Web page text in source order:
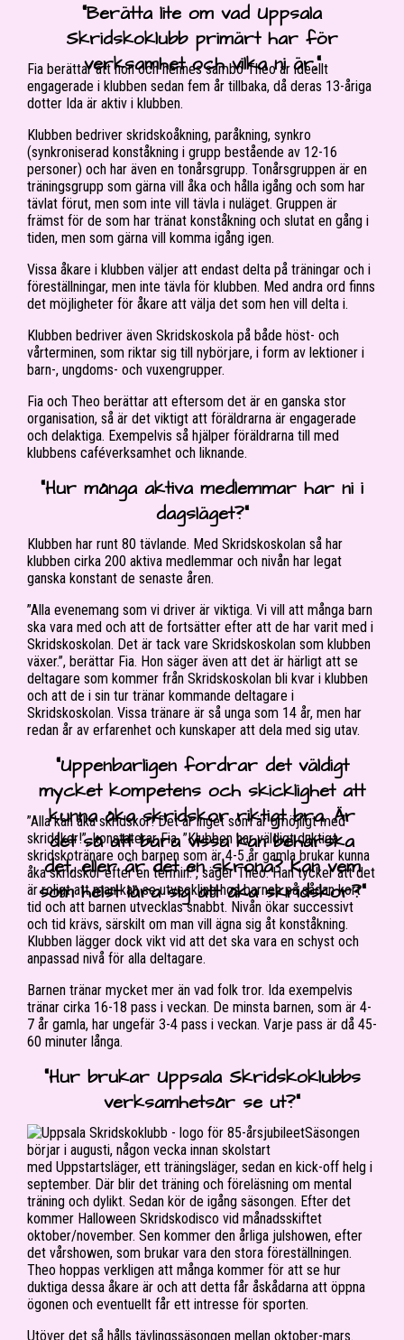
“Berätta lite om vad Uppsala
Skridskoklubb primärt har för
verksamhet och vilka ni är.”
Fia berättar att hon och hennes sambo Theo är ideellt
engagerade i klubben sedan fem år tillbaka, då deras 13-åriga
dotter Ida är aktiv i klubben.
Klubben bedriver skridskoåkning, paråkning, synkro
(synkroniserad konståkning i grupp bestående av 12-16
personer) och har även en tonårsgrupp. Tonårsgruppen är en
träningsgrupp som gärna vill åka och hålla igång och som har
tävlat förut, men som inte vill tävla i nuläget. Gruppen är
främst för de som har tränat konståkning och slutat en gång i
tiden, men som gärna vill komma igång igen.
Vissa åkare i klubben väljer att endast delta på träningar och i
föreställningar, men inte tävla för klubben. Med andra ord finns
det möjligheter för åkare att välja det som hen vill delta i.
Klubben bedriver även Skridskoskola på både höst- och
vårterminen, som riktar sig till nybörjare, i form av lektioner i
barn-, ungdoms- och vuxengrupper.
Fia och Theo berättar att eftersom det är en ganska stor
organisation, så är det viktigt att föräldrarna är engagerade
och delaktiga. Exempelvis så hjälper föräldrarna till med
klubbens caféverksamhet och liknande.
“Hur många aktiva medlemmar har ni i
dagsläget?”
Klubben har runt 80 tävlande. Med Skridskoskolan så har
klubben cirka 200 aktiva medlemmar och nivån har legat
ganska konstant de senaste åren.
”Alla evenemang som vi driver är viktiga. Vi vill att många barn
ska vara med och att de fortsätter efter att de har varit med i
Skridskoskolan. Det är tack vare Skridskoskolan som klubben
växer.”, berättar Fia. Hon säger även att det är härligt att se
deltagare som kommer från Skridskoskolan bli kvar i klubben
och att de i sin tur tränar kommande deltagare i
Skridskoskolan. Vissa tränare är så unga som 14 år, men har
redan år av erfarenhet och kunskaper att dela med sig utav.
“Uppenbarligen fordrar det väldigt
mycket kompetens och skicklighet att
kunna åka skridskor riktigt bra. Är
det så att bara vissa kan behärska
det, eller är det en skröna? Kan vem
som helst lära sig att åka skridskor?”
”Alla kan åka skridskor! Det är inget som är omöjligt med
skridskor!”, konstaterar Fia. ”Klubben har väldigt duktiga
skridskotränare och barnen som är 4-5 år gamla brukar kunna
åka skridskor efter en termin.”, säger Theo. Han tycker att det
är roligt att man kan se utveckling hos barnen på sådan kort
tid och att barnen utvecklas snabbt. Nivån ökar successivt
och tid krävs, särskilt om man vill ägna sig åt konståkning.
Klubben lägger dock vikt vid att det ska vara en schyst och
anpassad nivå för alla deltagare.
Barnen tränar mycket mer än vad folk tror. Ida exempelvis
tränar cirka 16-18 pass i veckan. De minsta barnen, som är 4-
7 år gamla, har ungefär 3-4 pass i veckan. Varje pass är då 45-
60 minuter långa.
“Hur brukar Uppsala Skridskoklubbs
verksamhetsår se ut?”
Säsongen
börjar i augusti, någon vecka innan skolstart
med Uppstartsläger, ett träningsläger, sedan en kick-off helg i
september. Där blir det träning och föreläsning om mental
träning och dylikt. Sedan kör de igång säsongen. Efter det
kommer Halloween Skridskodisco vid månadsskiftet
oktober/november. Sen kommer den årliga julshowen, efter
det vårshowen, som brukar vara den stora föreställningen.
Theo hoppas verkligen att många kommer för att se hur
duktiga dessa åkare är och att detta får åskådarna att öppna
ögonen och eventuellt får ett intresse för sporten.
Utöver det så hålls tävlingssäsongen mellan oktober-mars.